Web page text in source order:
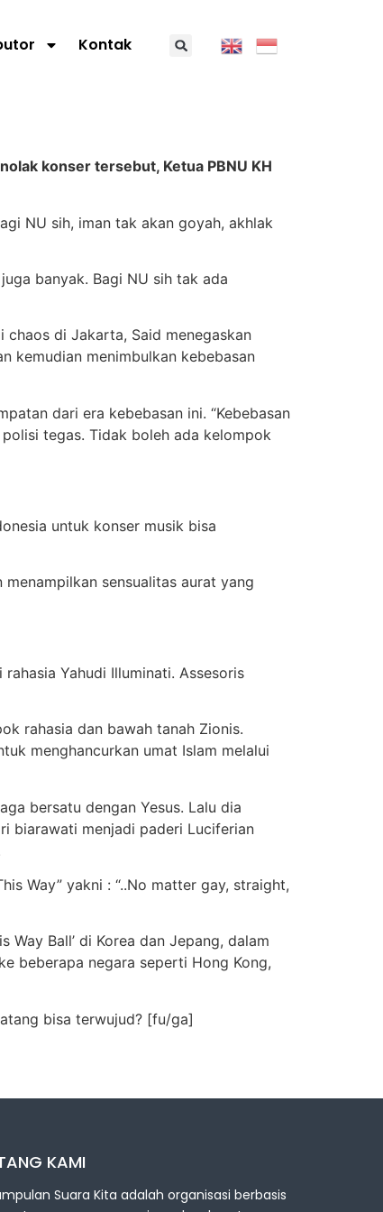
Kontak
konser tersebut, Ketua PBNU KH
NU sih, iman tak akan goyah, akhlak
banyak. Bagi NU sih tak ada
di Jakarta, Said menegaskan
kemudian menimbulkan kebebasan
dari era kebebasan ini. “Kebebasan
tegas. Tidak boleh ada kelompok
untuk konser musik bisa
sensualitas aurat yang
Yahudi Illuminati. Assesoris
rahasia dan bawah tanah Zionis.
menghancurkan umat Islam melalui
bersatu dengan Yesus. Lalu dia
biarawati menjadi paderi Luciferian
Way” yakni : “..No matter gay, straight,
Way Ball’ di Korea dan Jepang, dalam
beberapa negara seperti Hong Kong,
bisa terwujud? [fu/ga]
KAMI
Suara Kita adalah organisasi berbasis